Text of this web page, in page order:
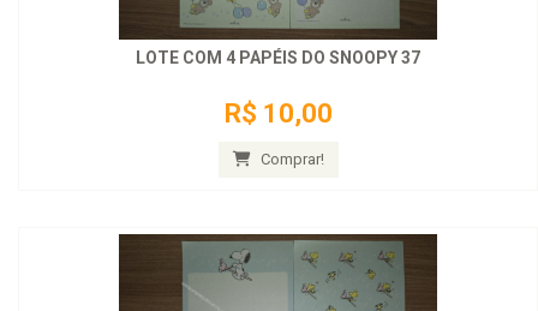
LOTE COM 4 PAPÉIS DO SNOOPY 37
R$ 10,00
Comprar!